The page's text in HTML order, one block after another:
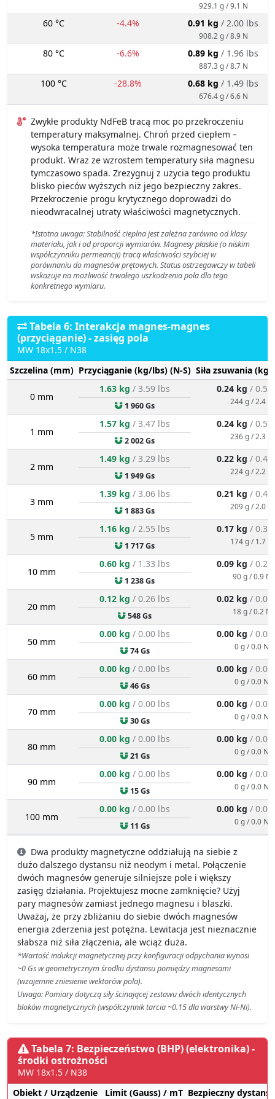
929.1 g / 9.1 N
60 °C -4.4% 0.91 kg / 2.00 lbs
908.2 g / 8.9 N
80 °C -6.6% 0.89 kg / 1.96 lbs
887.3 g / 8.7 N
100 °C -28.8% 0.68 kg / 1.49 lbs
676.4 g / 6.6 N
Zwykłe produkty NdFeB tracą moc po przekroczeniu
temperatury maksymalnej. Chroń przed ciepłem –
wysoka temperatura może trwale rozmagnesować ten
produkt. Wraz ze wzrostem temperatury siła magnesu
tymczasowo spada. Zrezygnuj z użycia tego produktu
blisko pieców wyższych niż jego bezpieczny zakres.
Przekroczenie progu krytycznego doprowadzi do
nieodwracalnej utraty właściwości magnetycznych.
*Istotna uwaga: Stabilność cieplna jest zależna zarówno od klasy
materiału, jak i od proporcji wymiarów. Magnesy płaskie (o niskim
współczynniku permeancji) tracą właściwości szybciej w
porównaniu do magnesów prętowych. Status ostrzegawczy w tabeli
wskazuje na możliwość trwałego uszkodzenia pola dla tego
konkretnego wymiaru.
Tabela 6: Interakcja magnes-magnes
(przyciąganie) - zasięg pola
MW 18x1.5 / N38
Szczelina (mm) Przyciąganie (kg/lbs) (N-S) Siła zsuwania
0 mm
1.63 kg / 3.59 lbs
1 960 Gs
0.24 kg / 0.54
244 g / 2.4 N
1 mm
1.57 kg / 3.47 lbs
2 002 Gs
0.24 kg / 0.52
236 g / 2.3 N
2 mm
1.49 kg / 3.29 lbs
1 949 Gs
0.22 kg / 0.49
224 g / 2.2 N
3 mm
1.39 kg / 3.06 lbs
1 883 Gs
0.21 kg / 0.46
209 g / 2.0 N
5 mm
1.16 kg / 2.55 lbs
1 717 Gs
0.17 kg / 0.38
174 g / 1.7 N
10 mm
0.60 kg / 1.33 lbs
1 238 Gs
0.09 kg / 0.20
90 g / 0.9 N
20 mm
0.12 kg / 0.26 lbs
548 Gs
0.02 kg / 0.04
18 g / 0.2 N
50 mm
0.00 kg / 0.00 lbs
74 Gs
0.00 kg / 0.00
0 g / 0.0 N
60 mm
0.00 kg / 0.00 lbs
46 Gs
0.00 kg / 0.00
0 g / 0.0 N
70 mm
0.00 kg / 0.00 lbs
30 Gs
0.00 kg / 0.00
0 g / 0.0 N
80 mm
0.00 kg / 0.00 lbs
21 Gs
0.00 kg / 0.00
0 g / 0.0 N
90 mm
0.00 kg / 0.00 lbs
15 Gs
0.00 kg / 0.00
0 g / 0.0 N
100 mm
0.00 kg / 0.00 lbs
11 Gs
0.00 kg / 0.00
0 g / 0.0 N
Dwa produkty magnetyczne oddziałują na siebie z
dużo dalszego dystansu niż neodym i metal. Połączenie
dwóch magnesów generuje silniejsze pole i większy
zasięg działania. Projektujesz mocne zamknięcie? Użyj
pary magnesów zamiast jednego magnesu i blaszki.
Uważaj, że przy zbliżaniu do siebie dwóch magnesów
energia zderzenia jest potężna. Lewitacja jest nieznacznie
słabsza niż siła złączenia, ale wciąż duża.
*Wartość indukcji magnetycznej przy konfiguracji odpychania wynosi
~0 Gs w geometrycznym środku dystansu pomiędzy magnesami
(wzajemne zniesienie wektorów pola).
Uwaga: Pomiary dotyczą siły ścinającej zestawu dwóch identycznych
bloków magnetycznych (współczynnik tarcia ~0.15 dla warstwy Ni-Ni).
Tabela 7: Bezpieczeństwo (BHP) (elektronika) -
środki ostrożności
MW 18x1.5 / N38
Obiekt / Urządzenie
Limit (Gauss) / mT Bezpieczny dystans